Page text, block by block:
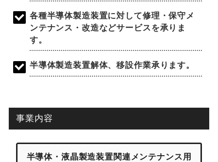
各種半導体製造装置に対して修理・保守メ
ンテナンス・改造などサービスを承りま
す。
半導体製造装置解体、移設作業承ります。
事業内容
半導体・液晶製造装置関連メンテナンス用